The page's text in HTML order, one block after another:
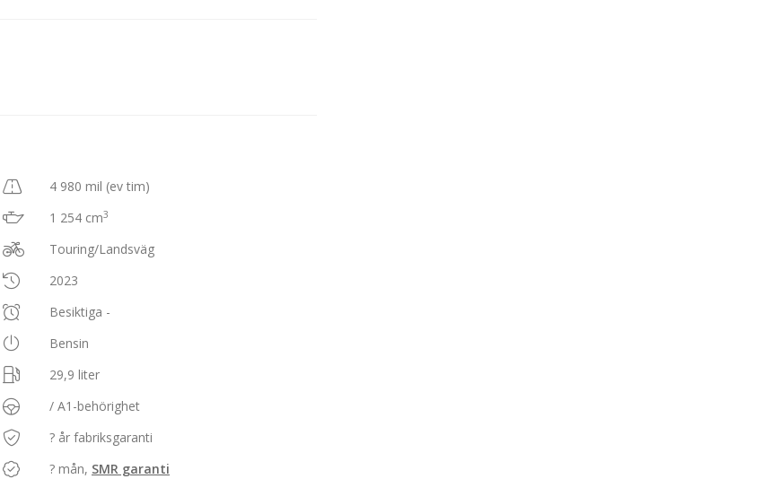
4 980 mil (ev tim)
1 254 cm3
Touring/Landsväg
2023
Besiktiga -
Bensin
29,9 liter
/ A1-behörighet
? år fabriksgaranti
? mån, SMR garanti